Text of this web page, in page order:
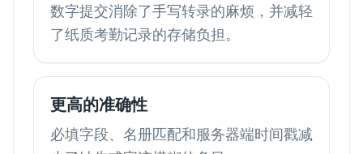
数字提交消除了手写转录的麻烦，并减轻
了纸质考勤记录的存储负担。
更高的准确性
必填字段、名册匹配和服务器端时间戳减